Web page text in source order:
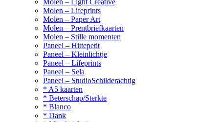
Molen – Light Creative
Molen – Lifeprints
Molen – Paper Art
Molen – Prentbriefkaarten
Molen – Stille momenten
Paneel – Hittepetit
Paneel – Kleinlichtje
Paneel – Lifeprints
Paneel – Sela
Paneel – StudioSchilderachtig
* A5 kaarten
* Beterschap/Sterkte
* Blanco
* Dank